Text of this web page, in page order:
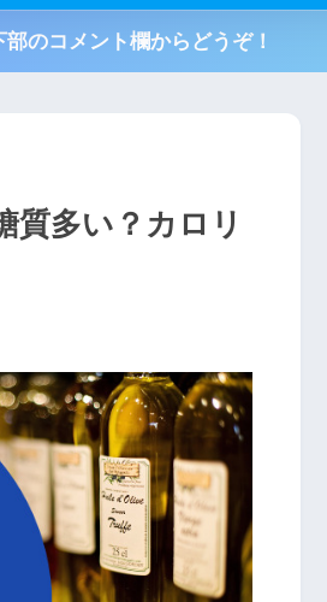
のコメント欄からどうぞ！
質多い？カロリ